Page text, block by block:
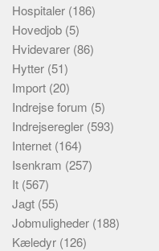
Hospitaler (186)
Hovedjob (5)
Hvidevarer (86)
Hytter (51)
Import (20)
Indrejse forum (5)
Indrejseregler (593)
Internet (164)
Isenkram (257)
It (567)
Jagt (55)
Jobmuligheder (188)
Kæledyr (126)